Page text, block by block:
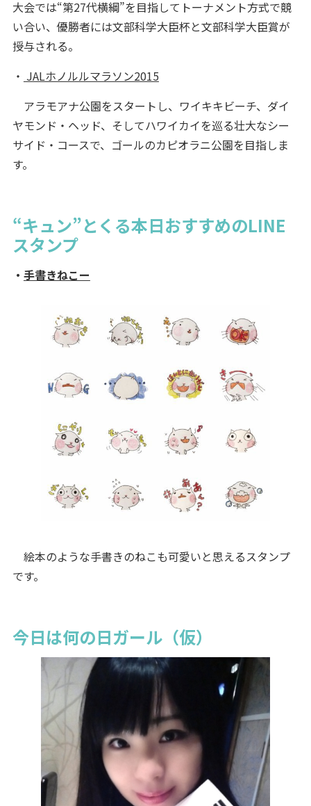
大会では“第27代横綱”を目指してトーナメント方式で競
い合い、優勝者には文部科学大臣杯と文部科学大臣賞が
授与される。
・ JALホノルルマラソン2015
アラモアナ公園をスタートし、ワイキキビーチ、ダイ
ヤモンド・ヘッド、そしてハワイカイを巡る壮大なシー
サイド・コースで、ゴールのカピオラニ公園を目指しま
す。
“キュン”とくる本日おすすめのLINE
スタンプ
・ 手書きねこー
絵本のような手書きのねこも可愛いと思えるスタンプ
です。
今日は何の日ガール（仮）